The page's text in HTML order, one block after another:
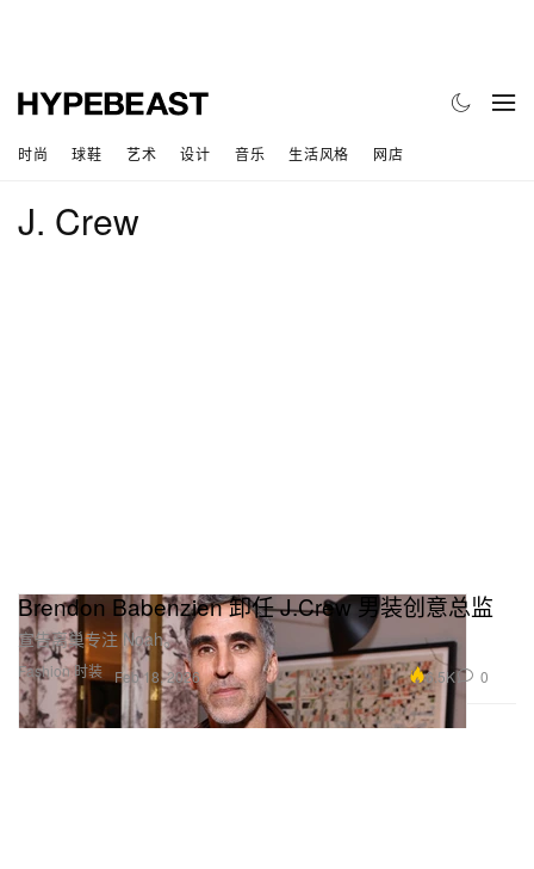
时尚 球鞋 艺术 设计 音乐 生活风格 网店
J. Crew
Fashion 时装
Brendon Babenzien 卸任 J.Crew 男装创意总监
宣告离巢专注 Noah。
Feb 18, 2026 6.5K 0